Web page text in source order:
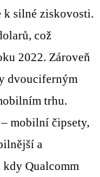
k silné ziskovosti.
což
2022. Zároveň
dvouciferným
trhu.
mobilní čipsety,
a
Qualcomm